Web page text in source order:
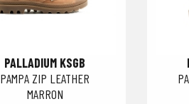
PALLADIUM KSGB
PAMPA ZIP LEATHER
MARRON